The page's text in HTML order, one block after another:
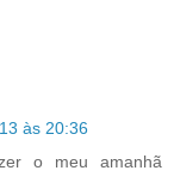
às 20:36
o meu amanhã